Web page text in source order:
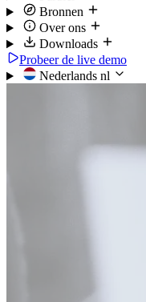
Bronnen
Over ons
Downloads
Probeer de live demo
Nederlands nl